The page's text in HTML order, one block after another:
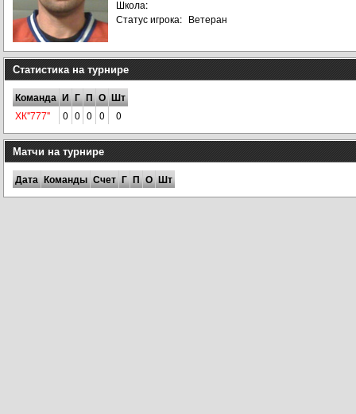
Школа:
Статус игрока: Ветеран
Статистика на турнире
Команда И Г П О Шт
ХК"777" 0 0 0 0 0
Матчи на турнире
Дата Команды Счет Г П О Шт